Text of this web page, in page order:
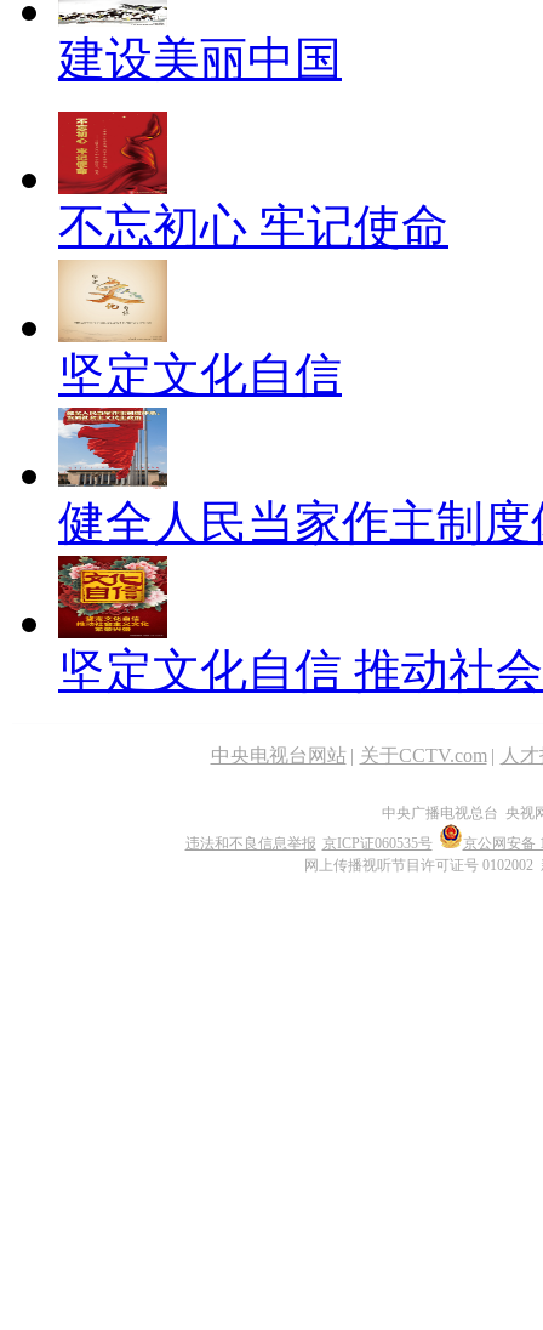
建设美丽中国
不忘初心 牢记使命
坚定文化自信
健全人民当家作主制
坚定文化自信 推动社
中央电视台网站 | 关于CCTV.com | 人
中央广播电视总台 央视
违法和不良信息举报 京ICP证060535号
京公网安备
网上传播视听节目许可证号 0102002